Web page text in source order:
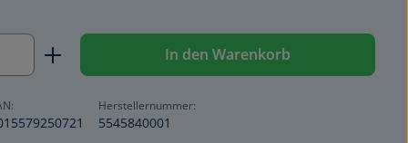
Anzahl: Gib den gewünschten Wert
In den Warenkorb
Herstellernummer:
5545840001